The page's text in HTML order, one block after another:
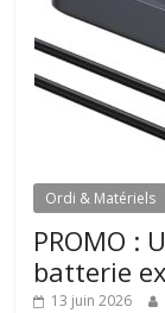
Ordi & Matériels
PROMO :
batterie
13 juin 2026